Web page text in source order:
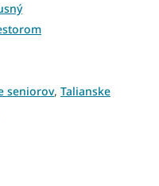
úložným priestorom
úložným priestorom
priestorom
140x200
160x200
180x200
seniorov, Talianske